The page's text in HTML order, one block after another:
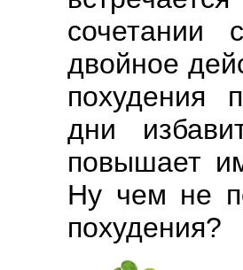
сочетании
двойное
похудения
дни
повышает
Ну чем не
похудения?